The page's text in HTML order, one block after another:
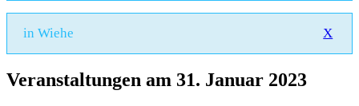
in Wiehe X
Veranstaltungen am 31. Januar 2023